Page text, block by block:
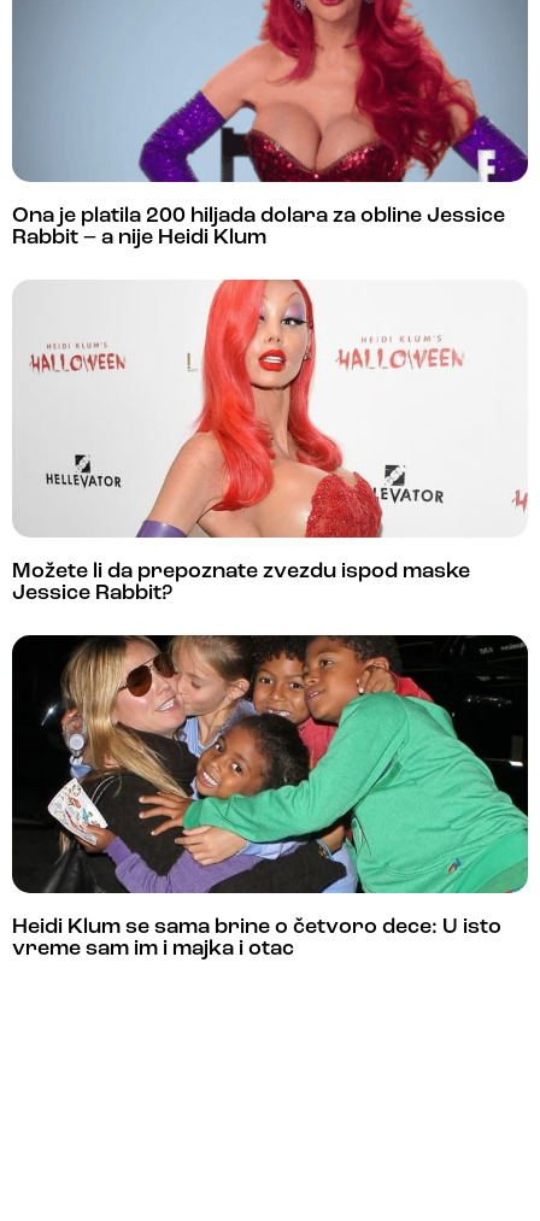
Ona je platila 200 hiljada dolara za obline Jessice
Rabbit – a nije Heidi Klum
Možete li da prepoznate zvezdu ispod maske
Jessice Rabbit?
Heidi Klum se sama brine o četvoro dece: U isto
vreme sam im i majka i otac